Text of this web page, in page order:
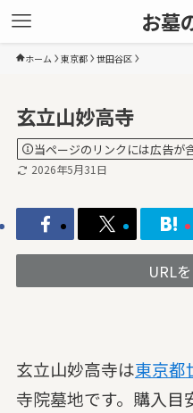
お墓
ホーム 東京都 世田谷区
玄立山妙高寺
当ページのリンクには広告が
2026年5月31日
URL
玄立山妙高寺は東京都
寺院墓地です。購入目